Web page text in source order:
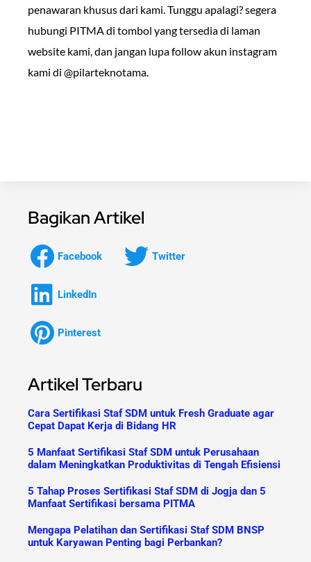
penawaran khusus dari kami. Tunggu apalagi? segera
hubungi PITMA di tombol yang tersedia di laman
website kami, dan jangan lupa follow akun instagram
kami di @pilarteknotama.
Bagikan Artikel
Facebook Twitter
LinkedIn
Pinterest
Artikel Terbaru
Cara Sertifikasi Staf SDM untuk Fresh Graduate agar
Cepat Dapat Kerja di Bidang HR
5 Manfaat Sertifikasi Staf SDM untuk Perusahaan
dalam Meningkatkan Produktivitas di Tengah Efisiensi
5 Tahap Proses Sertifikasi Staf SDM di Jogja dan 5
Manfaat Sertifikasi bersama PITMA
Mengapa Pelatihan dan Sertifikasi Staf SDM BNSP
untuk Karyawan Penting bagi Perbankan?